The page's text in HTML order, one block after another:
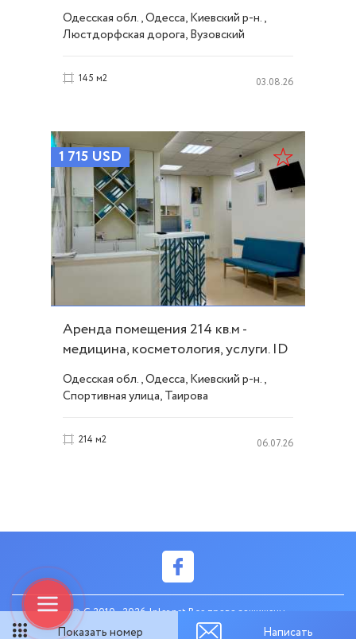
Одесская обл., Одесса, Киевский р-н.,
Люстдорфская дорога, Вузовский
145 м2 03.08.26
1 715 USD
Аренда помещения 214 кв.м -
медицина, косметология, услуги. ID
53822
Одесская обл., Одесса, Киевский р-н.,
Спортивная улица, Таирова
214 м2 06.07.26
Показать номер Написать
© C 2010 - 2026 Inler.net Все права защищены
created by web-systems.solutions